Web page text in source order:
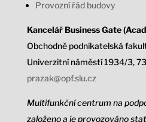
Provozní řád budovy
Kancelář Business Gate
Obchodně podnikatelská
Univerzitní náměstí 1934/3,
prazak@opf.slu.cz
Multifunkční centrum na
založeno a je provozováno